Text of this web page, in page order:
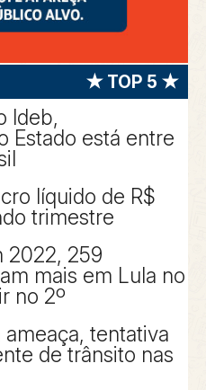
★ TOP 5 ★
Ideb,
Estado está entre
líquido de R$
trimestre
2022, 259
mais em Lula no
no 2º
ameaça, tentativa
de trânsito nas